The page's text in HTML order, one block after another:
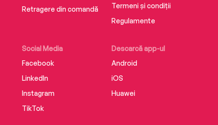
Retragere din comandă
Social Media
Facebook
LinkedIn
Instagram
TikTok
Descarcă app-ul
Android
iOS
Huawei
Termeni și condiții
Regulamente